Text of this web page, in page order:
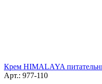
Крем HIMALAYA
Арт.: 977-110